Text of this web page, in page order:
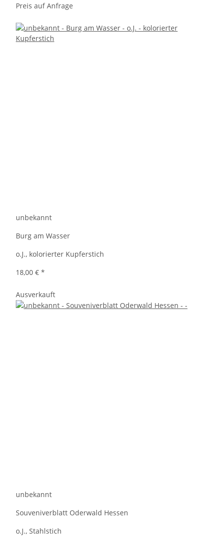
Preis auf Anfrage
unbekannt
Burg am Wasser
o.J., kolorierter Kupferstich
18,00 € *
Ausverkauft
unbekannt
Souveniverblatt Oderwald Hessen
o.J., Stahlstich